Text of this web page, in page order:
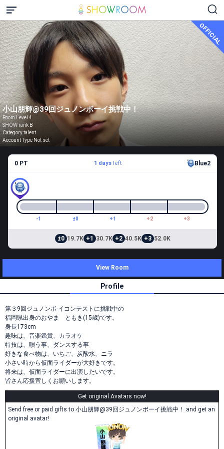
OFFICIAL
小山朋輝@39回ジュノンボーイ挑戦中！
Room Level 4
SHOW rank B
Category talent
Account Type Not set
0 PT 1 daysleft Blue2
-1 ±0 +1 +2 +3
±0 19.7K +1 30.7K +2 40.5K +3 52.0K
View Room
Profile
第３9回ジュノンボ-イコンテストに挑戦中の
福岡県出身のおやま ともき(15歳)です。
身長173cm
趣味は、音楽鑑賞、カラオケ
特技は、唄う事、ダンスする事
好きな食べ物は、いちご、炭酸水、ニラ
小さい時から仮面ライダーが大好きです。
将来は、仮面ライダーに出演したいです。
皆さん応援宜しくお願いします。
Get original Avatars now!
Send free or paid gifts to 小山朋輝@39回ジュノンボーイ挑戦中！ and get an
original avatar!